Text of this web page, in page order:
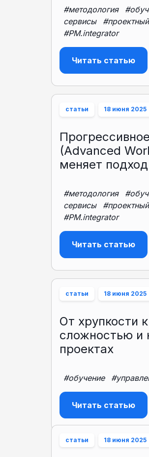
#методология
сервисы
#PM.integrator
Читать статью
статьи 18 июня 2025
(Advanced
меняет
#методология
сервисы
#PM.integrator
Читать статью
статьи 18 июня 2025
От хрупкости
сложностью и
проектах
#обучение
Читать статью
статьи 18 июня 2025